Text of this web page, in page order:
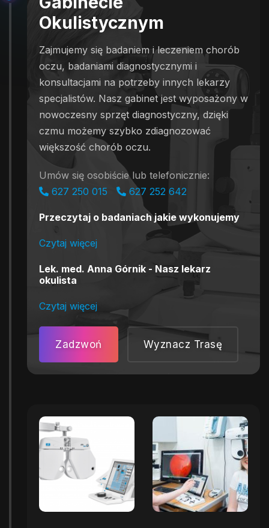
Okulistycznym
Zajmujemy się badaniem i leczeniem chorób
oczu, badaniami diagnostycznymi i
konsultacjami na potrzeby innych lekarzy
specjalistów. Nasz gabinet jest wyposażony w
nowoczesny sprzęt diagnostyczny, dzięki
czmu możemy szybko zdiagnozować
większość chorób oczu.
Umów się osobiście lub telefonicznie:
627 250 015
627 252 642
Przeczytaj o badaniach jakie wykonujemy
Czytaj więcej
Lek. med. Anna Górnik - Nasz lekarz
okulista
Czytaj więcej
Zadzwoń Wyznacz Trasę